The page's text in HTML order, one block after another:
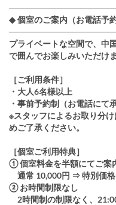
◆ 個室のご案内（お電話予
プライベートな空間で、中
で囲んでお楽しみいただけま
［ご利用条件］
・大人6名様以上
・事前予約制（お電話にて
※スタッフによるお取り分
めご了承ください。
［個室ご利用特典］
① 個室料金を半額にてご案
通常 10,000円 ⇒ 特別価格
② お時間制限なし
2時間制の制限なく、